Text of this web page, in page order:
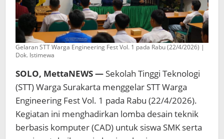
Gelaran STT Warga Engineering Fest Vol. 1 pada Rabu (22/4/2026) |
Dok. Istimewa
SOLO, MettaNEWS — Sekolah Tinggi Teknologi
(STT) Warga Surakarta menggelar STT Warga
Engineering Fest Vol. 1 pada Rabu (22/4/2026).
Kegiatan ini menghadirkan lomba desain teknik
berbasis komputer (CAD) untuk siswa SMK serta